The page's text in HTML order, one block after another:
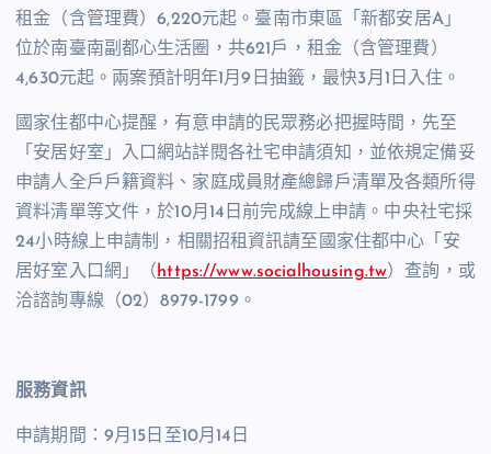
租金（含管理費）6,220元起。臺南市東區「新都安居A」
位於南臺南副都心生活圈，共621 戶，租金（含管理費）
4,630元起。兩案預計明年1 月9 日抽籤，最快3月 1 日入住。
國家住都中心提醒，有意申請的民眾務必把握時間，先至
「安居好室」入口網站詳閱各社宅申請須知，並依規定備妥
申請人全戶戶籍資料、家庭成員財產總歸戶清單及各類所得
資料清單等文件，於10月 14 日前完成線上申請。中央社宅採
24小時線上申請制，相關招租資訊請至國家住都中心「安
居好室入口網」（ https://www.socialhousing.tw）查詢，或
洽諮詢專線（02）8979-1799 。
服務資訊
申請期間： 9月 15 日至10月 14 日